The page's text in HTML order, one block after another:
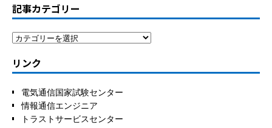
記事カテゴリー
リンク
電気通信国家試験センター
情報通信エンジニア
トラストサービスセンター